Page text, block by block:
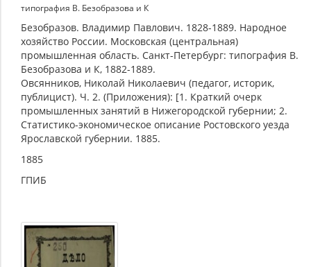
типография В. Безобразова и К
Безобразов. Владимир Павлович. 1828-1889. Народное
хозяйство России. Московская (центральная)
промышленная область. Санкт-Петербург: типография В.
Безобразова и К, 1882-1889.
Овсянников, Николай Николаевич (педагог, историк,
публицист). Ч. 2. (Приложения): [1. Краткий очерк
промышленных занятий в Нижегородской губернии; 2.
Статистико-экономическое описание Ростовского уезда
Ярославской губернии. 1885.
1885
ГПИБ